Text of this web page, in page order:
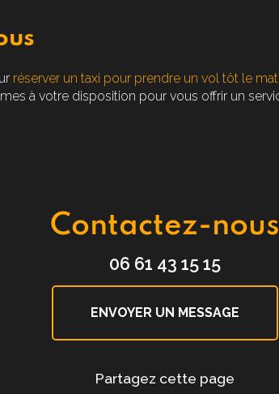
réserver un taxi pour prendre un vol tôt le
à votre disposition pour vous offrir un
Contactez-nous
06 61 43 15 15
ENVOYER UN MESSAGE
Partagez cette page